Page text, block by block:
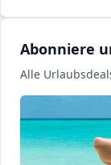
Abonniere
Alle